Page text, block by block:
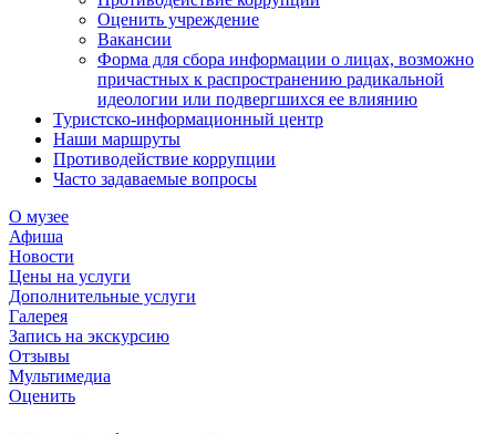
Оценить учреждение
Вакансии
Форма для сбора информации о лицах, возможно
причастных к распространению радикальной
идеологии или подвергшихся ее влиянию
Туристско-информационный центр
Наши маршруты
Противодействие коррупции
Часто задаваемые вопросы
О музее
Афиша
Новости
Цены на услуги
Дополнительные услуги
Галерея
Запись на экскурсию
Отзывы
Мультимедиа
Оценить